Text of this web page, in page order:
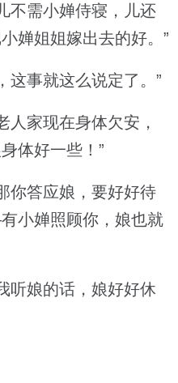
不需小婵侍寝，儿还
婵姐姐嫁出去的好。”
事就这么说定了。”
家现在身体欠安，
体好一些！”
你答应娘，要好好待
小婵照顾你，娘也就
听娘的话，娘好好休